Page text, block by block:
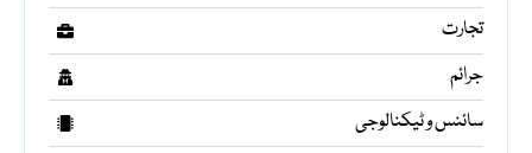
تجارت
جرائم
سائنس و ٹیکنالوجی